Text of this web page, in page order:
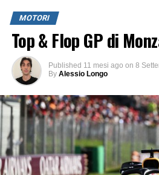
MOTORI
Top & Flop GP di
Published 11 mesi ago on 8
By Alessio Longo